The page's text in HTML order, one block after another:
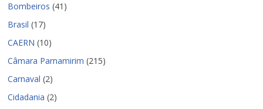
Bombeiros (41)
Brasil (17)
CAERN (10)
Câmara Parnamirim (215)
Carnaval (2)
Cidadania (2)